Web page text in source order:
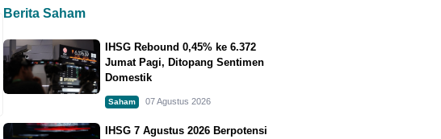
Berita Saham
IHSG Rebound 0,45% ke 6.372
Jumat Pagi, Ditopang Sentimen
Domestik
Saham 07 Agustus 2026
IHSG 7 Agustus 2026 Berpotensi